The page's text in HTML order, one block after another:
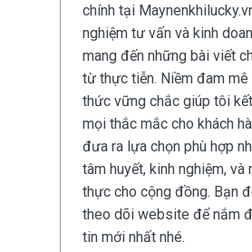
chính tại
nghiệm tư vấn và kinh
mang đến những bài viết
từ thực tiễn. Niềm đam
thức vững chắc giúp tôi
mọi thắc mắc cho khách
đưa ra lựa chọn phù hợp
tâm huyết, kinh nghiệm, và
thực cho cộng đồng. Bạn
theo dõi website để nắm
tin mới nhất nhé.